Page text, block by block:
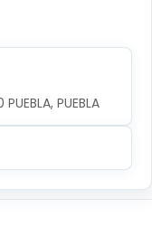
PUEBLA